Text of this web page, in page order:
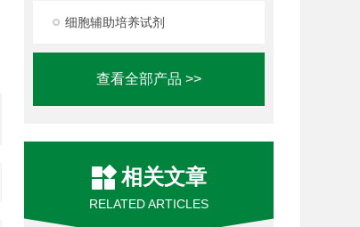
细胞辅助培养试剂
查看全部产品 >>
相关文章
RELATED ARTICLES